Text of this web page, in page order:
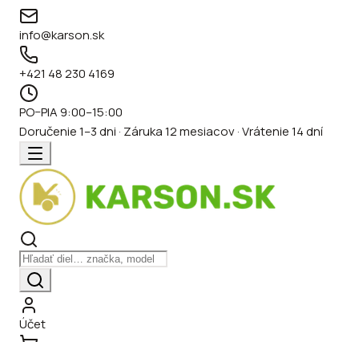
info@karson.sk
+421 48 230 4169
PO–PIA 9:00–15:00
Doručenie 1–3 dni · Záruka 12 mesiacov · Vrátenie 14 dní
Účet